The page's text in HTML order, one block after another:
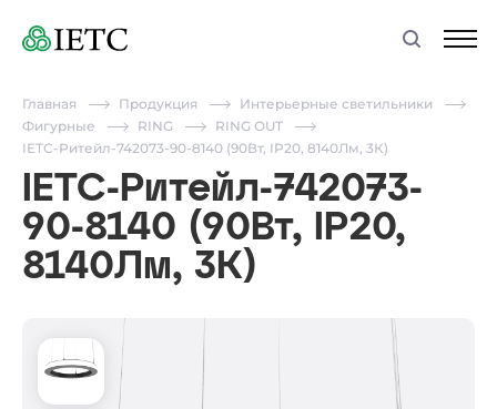
Главная Продукция
Интерьерные светильники
Фигурные
RING
RING OUT
IETC-Ритейл-742073-90-8140 (90Вт, IP20, 8140Лм, 3К)
IETC-Ритейл-742073-
90-8140 (90Вт, IP20,
8140Лм, 3К)